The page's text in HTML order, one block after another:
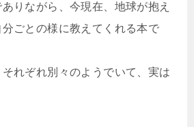
りながら、今現在、地球が抱え
ごとの様に教えてくれる本で
れぞれ別々のようでいて、実は